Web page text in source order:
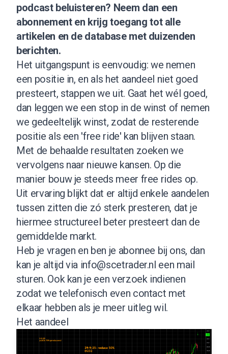
podcast beluisteren? Neem dan een
abonnementen krijg toegang tot alle
artikelen en de database met duizenden
berichten.
Het uitgangspunt is eenvoudig: we nemen
een positie in, en als het aandeel niet goed
presteert, stappen we uit. Gaat het wél goed,
dan leggen we een stop in de winst of nemen
we gedeeltelijk winst, zodat de resterende
positie als een 'free ride' kan blijven staan.
Met de behaalde resultaten zoeken we
vervolgens naar nieuwe kansen. Op die
manier bouw je steeds meer free rides op.
Uit ervaring blijkt dat er altijd enkele aandelen
tussen zitten die zó sterk presteren, dat je
hiermee structureel beter presteert dan de
gemiddelde markt.
Heb je vragen en ben je abonnee bij ons, dan
kan je altijd via info@scetrader.nl een mail
sturen. Ook kan je een verzoek indienen
zodat we telefonisch even contact met
elkaar hebben als je meer uitleg wil.
Het aandeel